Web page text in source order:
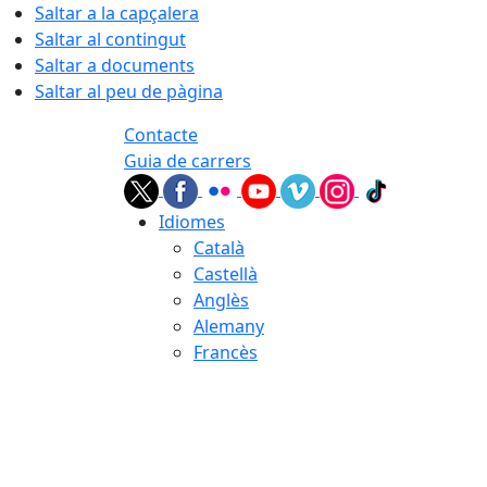
Saltar a la capçalera
Saltar al contingut
Saltar a documents
Saltar al peu de pàgina
Contacte
Guia de carrers
Idiomes
Català
Castellà
Anglès
Alemany
Francès